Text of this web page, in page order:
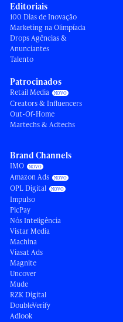
Editoriais
100 Dias de Inovação
Marketing na Olimpíada
Drops Agências &
Anunciantes
Talento
Patrocinados
Retail Media
Creators & Influencers
Out-Of-Home
Martechs & Adtechs
Brand Channels
IMO
Amazon Ads
OPL Digital
Impulso
PicPay
Nós Inteligência
Vistar Media
Machina
Viasat Ads
Magnite
Uncover
Mude
RZK Digital
DoubleVerify
Adlook